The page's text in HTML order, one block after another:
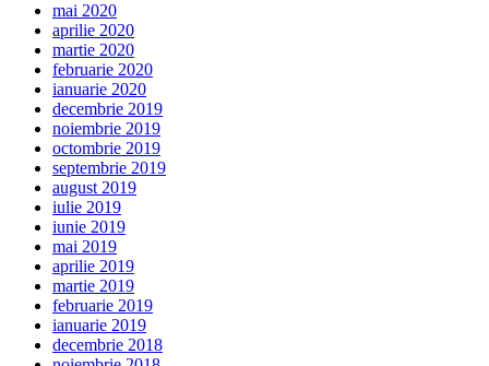
mai 2020
aprilie 2020
martie 2020
februarie 2020
ianuarie 2020
decembrie 2019
noiembrie 2019
octombrie 2019
septembrie 2019
august 2019
iulie 2019
iunie 2019
mai 2019
aprilie 2019
martie 2019
februarie 2019
ianuarie 2019
decembrie 2018